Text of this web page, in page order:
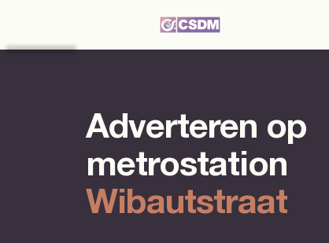
Adverteren op
metrostation
Wibautstraat